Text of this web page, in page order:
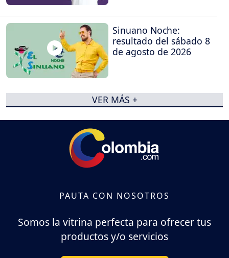
Sinuano Noche:
resultado del sábado 8
de agosto de 2026
VER MÁS +
PAUTA CON NOSOTROS
Somos la vitrina perfecta para ofrecer tus
productos y/o servicios